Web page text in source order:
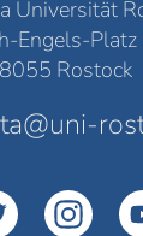
Universität
Engels-Platz
Rostock